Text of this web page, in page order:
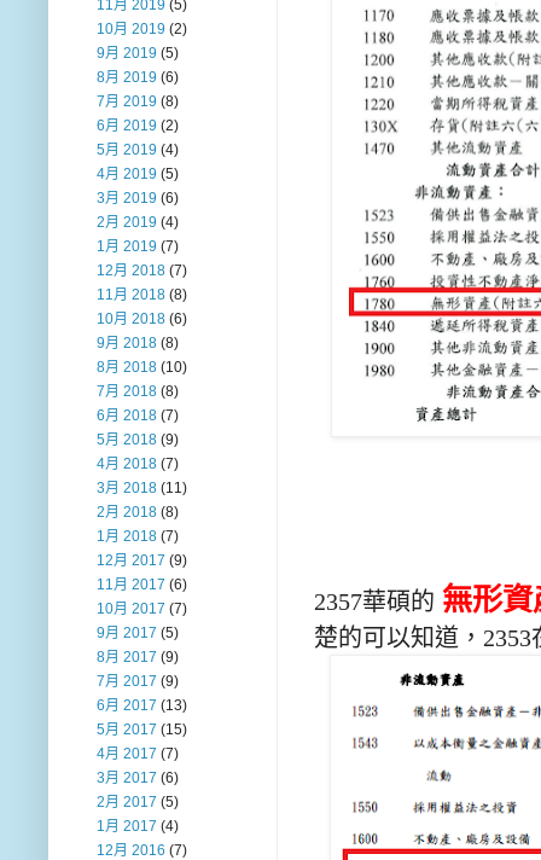
2357華碩的 無形資
楚的可以知道， 2353
11月 2019 (5)
10月 2019 (2)
9月 2019 (5)
8月 2019 (6)
7月 2019 (8)
6月 2019 (2)
5月 2019 (4)
4月 2019 (5)
3月 2019 (6)
2月 2019 (4)
1月 2019 (7)
12月 2018 (7)
11月 2018 (8)
10月 2018 (6)
9月 2018 (8)
8月 2018 (10)
7月 2018 (8)
6月 2018 (7)
5月 2018 (9)
4月 2018 (7)
3月 2018 (11)
2月 2018 (8)
1月 2018 (7)
12月 2017 (9)
11月 2017 (6)
10月 2017 (7)
9月 2017 (5)
8月 2017 (9)
7月 2017 (9)
6月 2017 (13)
5月 2017 (15)
4月 2017 (7)
3月 2017 (6)
2月 2017 (5)
1月 2017 (4)
12月 2016 (7)